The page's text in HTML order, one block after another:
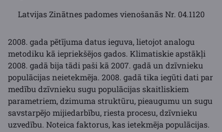
Latvijas Zinātnes padomes vienošanās Nr. 04.1120
2008. gada pētījuma datus ieguva, lietojot analogu
metodiku kā iepriekšējos gados. Klimatiskie apstākļi
2008. gadā bija tādi paši kā 2007. gadā un dzīvnieku
populācijas neietekmēja. 2008. gadā tika iegūti dati par
medību dzīvnieku sugu populācijas skaitliskiem
parametriem, dzimuma struktūru, pieaugumu un sugu
savstarpējo mijiedarbību, riesta procesu, dzīvnieku
uzvedību. Noteica faktorus, kas ietekmēja populācijas.